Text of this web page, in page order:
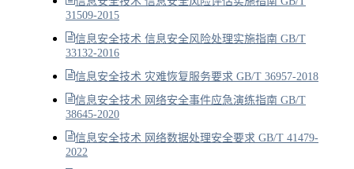
31509-2015
信息安全技术 信息安全风险处理实施指南 GB/T
33132-2016
信息安全技术 灾难恢复服务要求 GB/T 36957-2018
信息安全技术 网络安全事件应急演练指南 GB/T
38645-2020
信息安全技术 网络数据处理安全要求 GB/T 41479-
2022